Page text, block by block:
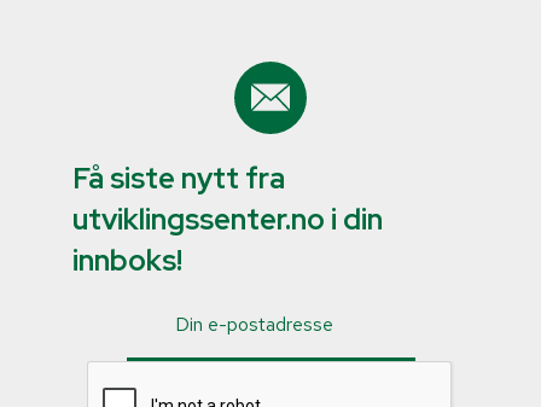
Få siste nytt fra
utviklingssenter.no i din
innboks!